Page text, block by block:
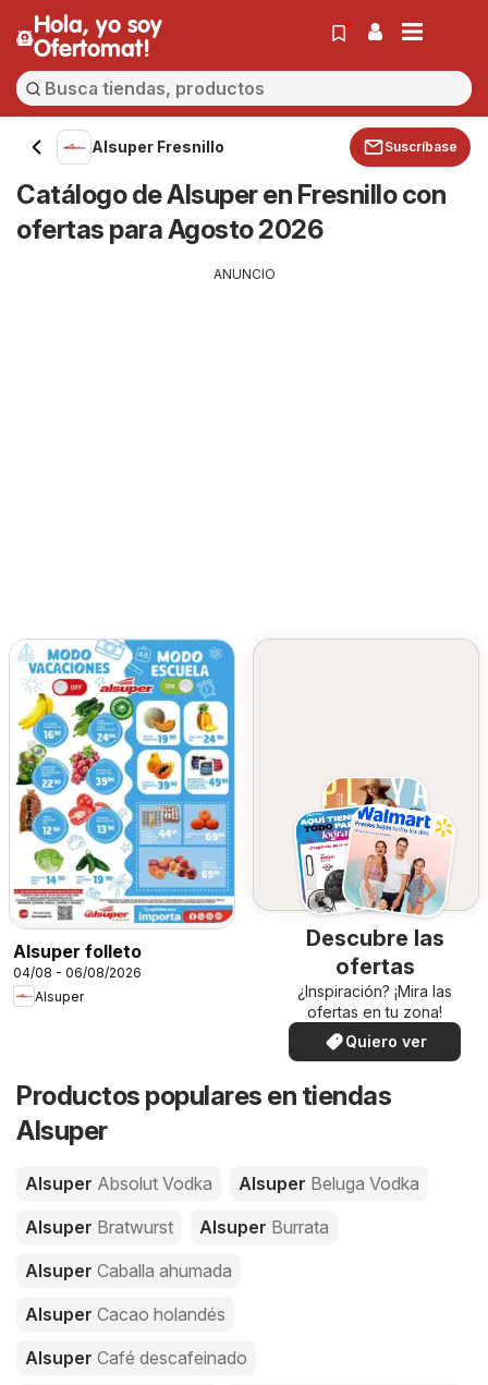
Hola, yo soy
Ofertomat!
Alsuper Fresnillo Suscríbase
Catálogo de Alsuper en Fresnillo con
ofertas para Agosto 2026
ANUNCIO
Alsuper folleto
04/08 - 06/08/2026
Alsuper
Descubre las
ofertas
¿Inspiración? ¡Mira las
ofertas en tu zona!
Quiero ver
Productos populares en tiendas
Alsuper
Alsuper Absolut Vodka Alsuper Beluga Vodka
Alsuper Bratwurst Alsuper Burrata
Alsuper Caballa ahumada
Alsuper Cacao holandés
Alsuper Café descafeinado